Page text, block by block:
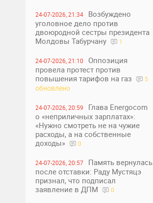
24-07-2026, 21:34
Возбуждено
уголовное дело против
двоюродной сестры президента
Молдовы Табурчану
1
24-07-2026, 21:10
Оппозиция
провела протест против
повышения тарифов на газ
5
обновлено
24-07-2026, 20:59
Глава Energocom
о «неприличных зарплатах»:
«Нужно смотреть не на чужие
расходы, а на собственные
доходы»
0
24-07-2026, 20:57
Память вернулась
после отставки: Раду Мустяцэ
признал, что подписал
заявление в ДПМ
0